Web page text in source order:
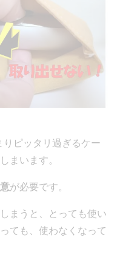
ピッタリ過ぎるケー
まいます。
が必要です。
まうと、とっても使い
ても、使わなくなって